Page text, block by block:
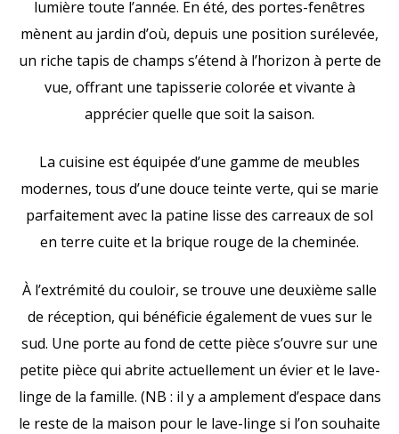
lumière toute l’année. En été, des portes-fenêtres
mènent au jardin d’où, depuis une position surélevée,
un riche tapis de champs s’étend à l’horizon à perte de
vue, offrant une tapisserie colorée et vivante à
apprécier quelle que soit la saison.
La cuisine est équipée d’une gamme de meubles
modernes, tous d’une douce teinte verte, qui se marie
parfaitement avec la patine lisse des carreaux de sol
en terre cuite et la brique rouge de la cheminée.
À l’extrémité du couloir, se trouve une deuxième salle
de réception, qui bénéficie également de vues sur le
sud. Une porte au fond de cette pièce s’ouvre sur une
petite pièce qui abrite actuellement un évier et le lave-
linge de la famille. (NB : il y a amplement d’espace dans
le reste de la maison pour le lave-linge si l’on souhaite